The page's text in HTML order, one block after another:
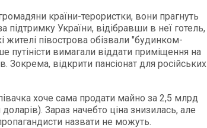
країни-терористки, вони прагнуть
підтримку України, відібравши в неї готель,
жителі півострова обізвали "будинком-
путіністи вимагали віддати приміщення на
Зокрема, відкрити пансіонат для російських
хоче сама продати майно за 2,5 млрд
Зараз начебто ціна знизилась, але
назвати не можуть.